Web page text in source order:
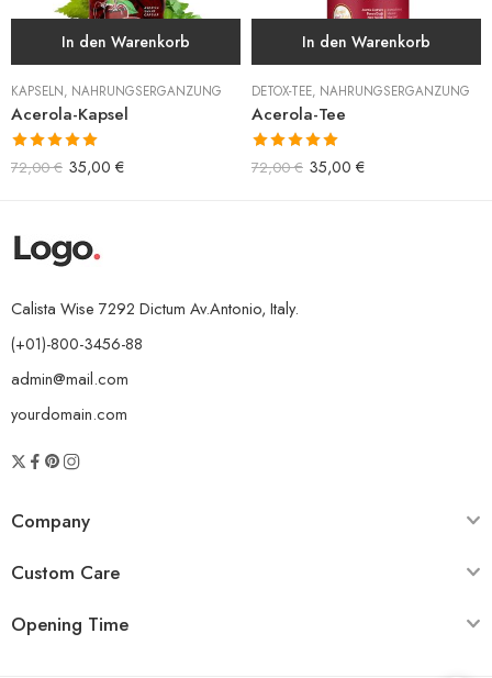
In den Warenkorb
KAPSELN, NAHRUNGSERGÄNZUNG
Acerola-Kapsel
Bewertet mit
5.00von 5
72,00€ 35,00 €
In den Warenkorb
DETOX-TEE, NAHRUNGSERGÄNZUNG
Acerola-Tee
Bewertet mit
5.00von 5
72,00€ 35,00 €
Calista Wise 7292 Dictum Av.Antonio, Italy.
(+01)-800-3456-88
admin@mail.com
yourdomain.com
Company
Custom Care
Opening Time